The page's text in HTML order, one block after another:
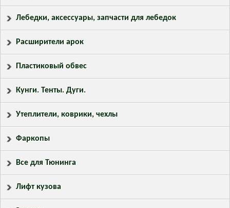
Лебедки, аксессуары, запчасти для лебедок
Расширители арок
Пластиковый обвес
Кунги. Тенты. Дуги.
Утеплители, коврики, чехлы
Фаркопы
Все для Тюнинга
Лифт кузова